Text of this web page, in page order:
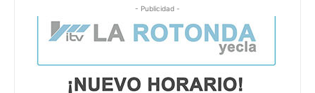
- Publicidad -